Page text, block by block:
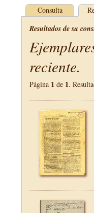
Consulta
Resultados de su
reciente.
Página 1 de 1.